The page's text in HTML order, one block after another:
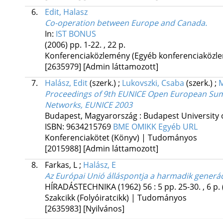
6.
Edit, Halasz
Co-operation between Europe and Canada.
In: IST BONUS
(2006) pp. 1-22. , 22 p.
Konferenciaközlemény (Egyéb
[2635979] [Admin láttamozott]
7.
Halász, Edit(szerk.) ; Lukovszki, Csaba (szerk.) ;
Proceedings of 9th EUNICE Open European
Networks, EUNICE 2003
Budapest, Magyarország : Budapest University
ISBN: 9634215769 BME OMIKK Egyéb URL
Konferenciakötet (Könyv) | Tudományos
[2015988] [Admin láttamozott]
8.
Farkas, L; Halász, E
Az Európai Unió álláspontja a harmadik
HÍRADÁSTECHNIKA (1962) 56: 5 pp. 25-30. , 6 p.
Szakcikk (Folyóiratcikk) | Tudományos
[2635983] [Nyilvános]